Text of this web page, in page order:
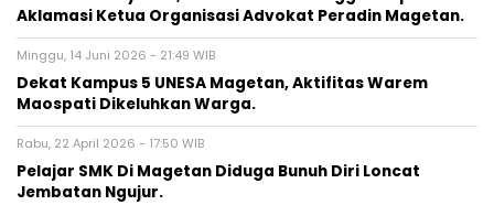
Aklamasi Ketua Organisasi Advokat Peradin Magetan.
Minggu, 14 Juni 2026 - 21:49 WIB
Dekat Kampus 5 UNESA Magetan, Aktifitas Warem
Maospati Dikeluhkan Warga.
Rabu, 22 April 2026 - 17:50 WIB
Pelajar SMK Di Magetan Diduga Bunuh Diri Loncat
Jembatan Ngujur.